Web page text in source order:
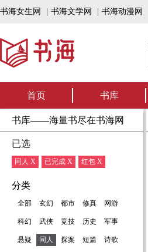
书海女生网 书海文学网 书海动漫网
首页 书库
书库——海量书尽在书海网
已选
同人 X 已完成 X 红包 X
分类
全部 玄幻 都市 修真 网游
科幻 武侠 竞技 历史 军事
悬疑 同人 探案 短篇 诗歌